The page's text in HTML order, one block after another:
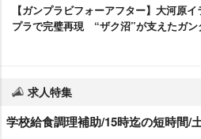
【ガンプラビフォーアフター】大河原
プラで完璧再現 “ザク沼”が支えたガン
求人特集
学校給食調理補助/15時迄の短時間/